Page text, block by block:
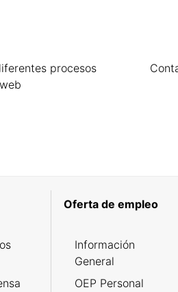
procesos
Oferta de empleo
Información
General
OEP Personal